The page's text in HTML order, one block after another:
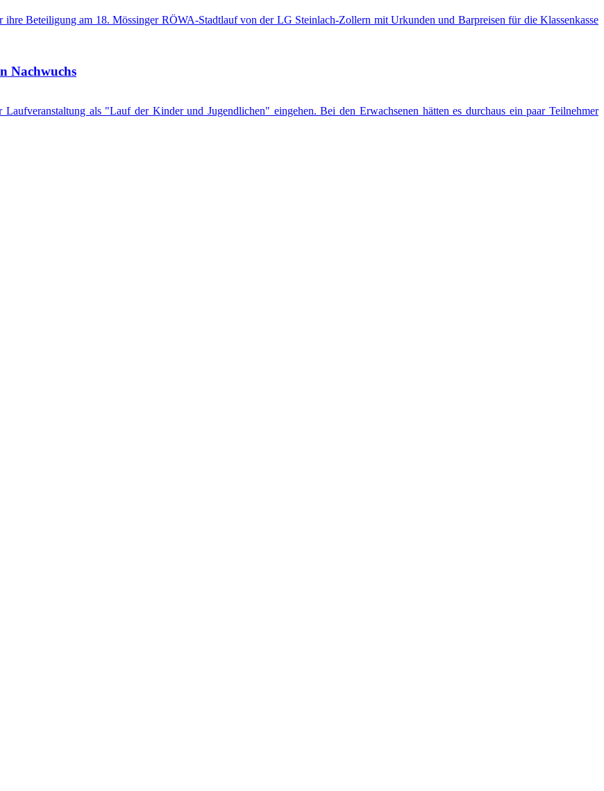
ihre Beteiligung am 18. Mössinger RÖWA-Stadtlauf von der LG Steinlach-Zollern mit Urkunden und Barpreisen für die Klassenkasse
Nachwuchs
als "Lauf der Kinder und Jugendlichen" eingehen. Bei den Erwachsenen hätten es durchaus ein paar Teilnehmer